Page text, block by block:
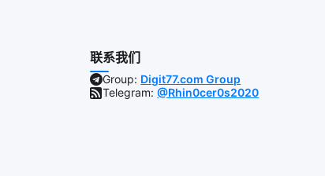
联系我们
Group: Digit77.com Group
Telegram:@Rhin0cer0s2020